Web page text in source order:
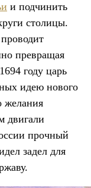
и подчинить
столицы.
превращая
году царь
идею нового
желания
двигали
прочный
задел для